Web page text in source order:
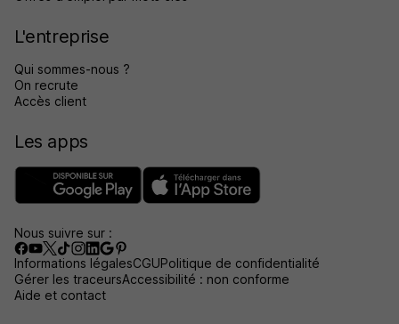
L'entreprise
Qui sommes-nous ?
On recrute
Accès client
Les apps
Nous suivre sur :
Informations légalesCGUPolitique de confidentialité
Gérer les traceursAccessibilité : non conforme
Aide et contact